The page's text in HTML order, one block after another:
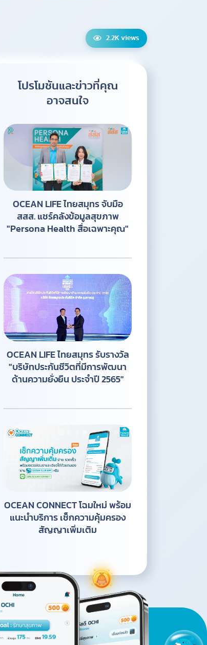
2.2K views
โปรโมชันและข่าวที่คุณ
อาจสนใจ
OCEAN LIFE ไทยสมุทร จับมือ
สสส. แชร์คลังข้อมูลสุขภาพ
"Persona Health สื่อเฉพาะคุณ"
OCEAN LIFE ไทยสมุทร รับรางวัล
"บริษัทประกันชีวิตที่มีการพัฒนา
ด้านความยั่งยืน ประจําปี 2565"
OCEAN CONNECT โฉมใหม่ พร้อม
แนะนำบริการ เช็กความคุ้มครอง
สัญญาเพิ่มเติม